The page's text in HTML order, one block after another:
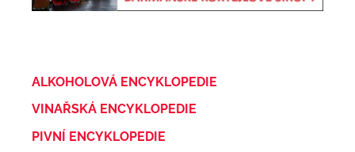
ALKOHOLOVÁ ENCYKLOPEDIE
VINAŘSKÁ ENCYKLOPEDIE
PIVNÍ ENCYKLOPEDIE